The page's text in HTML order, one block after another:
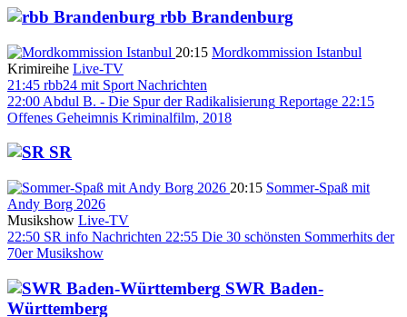
rbb Brandenburg
20:15 Mordkommission Istanbul
Krimireihe Live-TV
21:45 rbb24 mit Sport Nachrichten
22:00 Abdul B. - Die Spur der Radikalisierung Reportage 22:15
Offenes Geheimnis Kriminalfilm, 2018
SR
20:15 Sommer-Spaß mit
Andy Borg 2026
Musikshow Live-TV
22:50 SR info Nachrichten 22:55 Die 30 schönsten Sommerhits der
70er Musikshow
SWR Baden-
Württemberg